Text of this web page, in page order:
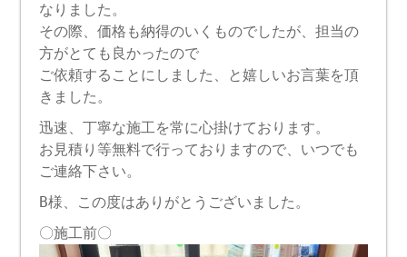
なりました。
その際、価格も納得のいくものでしたが、担当の
方がとても良かったので
ご依頼することにしました、と嬉しいお言葉を頂
きました。
迅速、丁寧な施工を常に心掛けております。
お見積り等無料で行っておりますので、いつでも
ご連絡下さい。
B様、この度はありがとうございました。
〇施工前〇